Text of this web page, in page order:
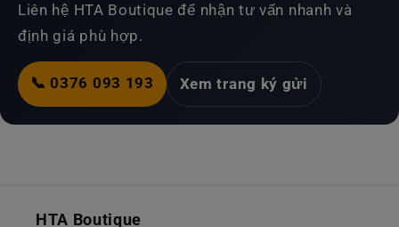
Liên hệ HTA Boutique để nhận tư vấn nhanh và
định giá phù hợp.
📞 0376 093 193 Xem trang ký gửi
HTA Boutique